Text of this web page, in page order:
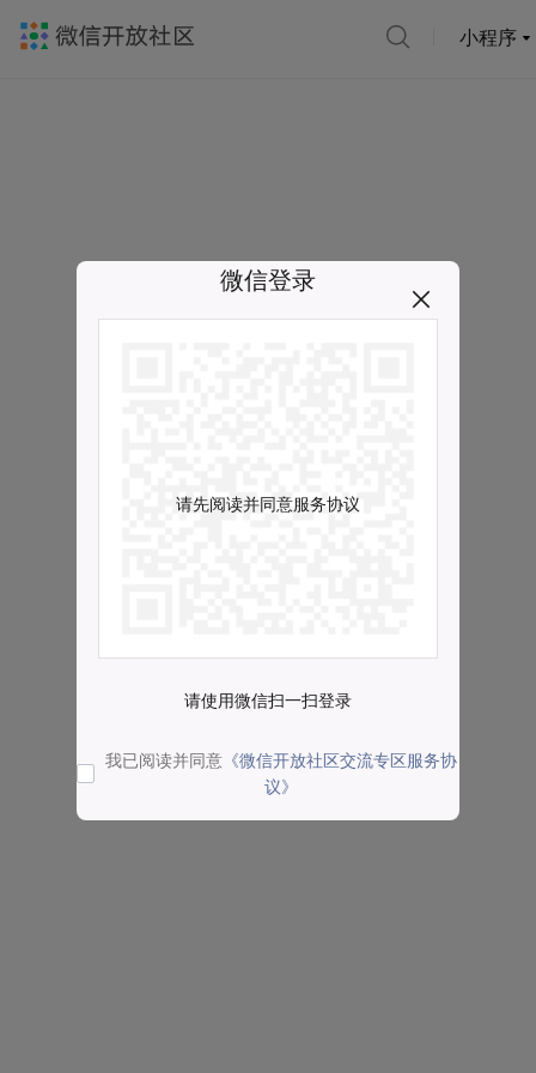
小程序
微信登录
请先阅读并同意服务协议
请使用微信扫一扫登录
我已阅读并同意 《微信开放社区交流专区服务协
议》